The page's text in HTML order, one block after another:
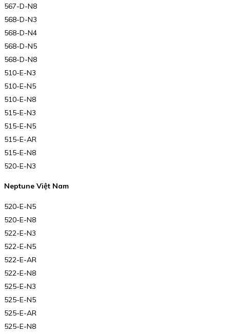
567-D-N8
568-D-N3
568-D-N4
568-D-N5
568-D-N8
510-E-N3
510-E-N5
510-E-N8
515-E-N3
515-E-N5
515-E-AR
515-E-N8
520-E-N3
Neptune Việt Nam
520-E-N5
520-E-N8
522-E-N3
522-E-N5
522-E-AR
522-E-N8
525-E-N3
525-E-N5
525-E-AR
525-E-N8